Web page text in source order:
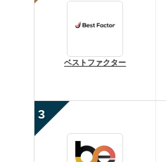
ベストファクター
3